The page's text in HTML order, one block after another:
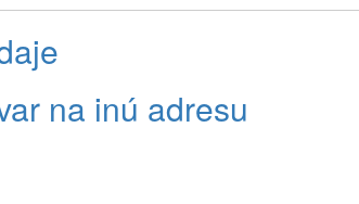
na inú adresu